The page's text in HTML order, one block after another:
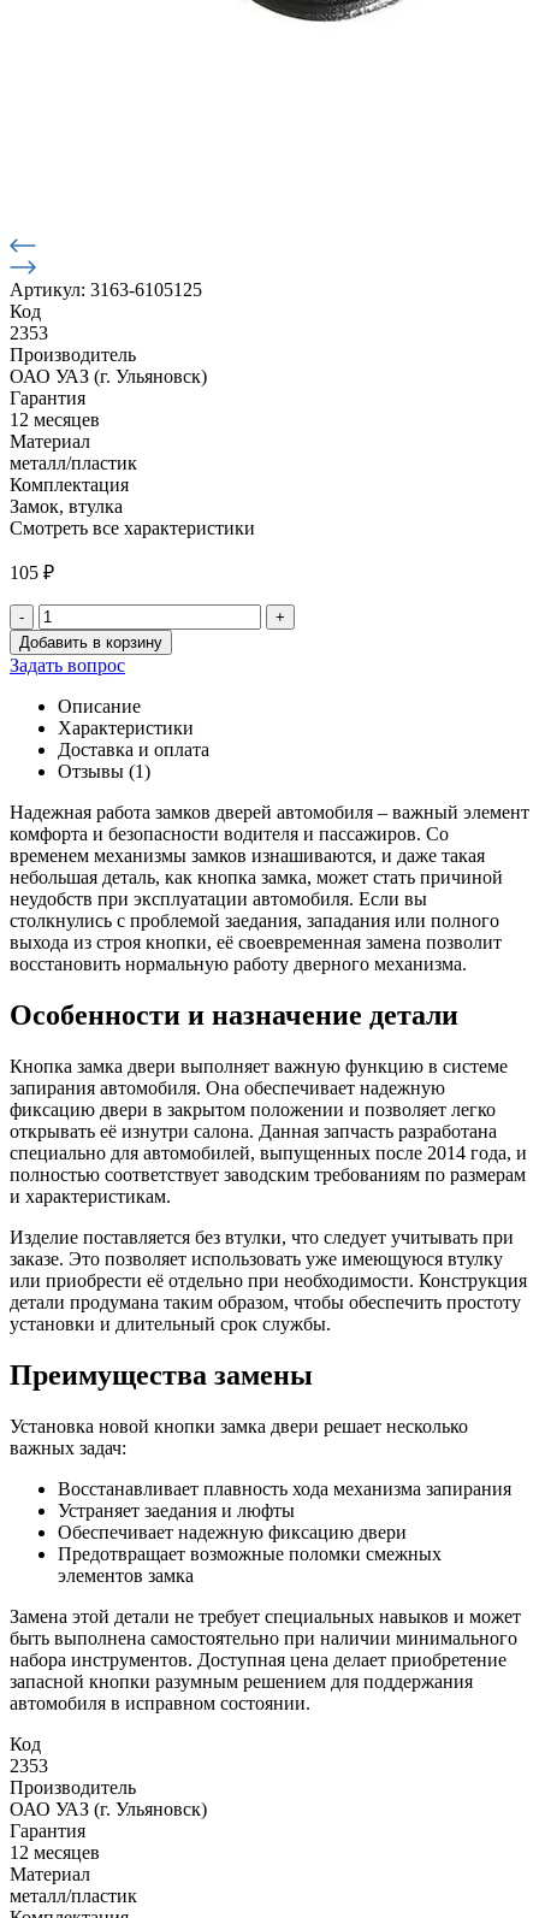
Артикул: 3163-6105125
Код
2353
Производитель
ОАО УАЗ (г. Ульяновск)
Гарантия
12 месяцев
Материал
металл/пластик
Комплектация
Замок, втулка
Смотреть все характеристики
105 ₽
- +
Количество
товара
Кнопка
замка
двери
Патриот
(без
втулки)
Добавить в корзину
Задать вопрос
Описание
Характеристики
Доставка и оплата
Отзывы (1)
Надежная работа замков дверей автомобиля – важный элемент
комфорта и безопасности водителя и пассажиров. Со
временем механизмы замков изнашиваются, и даже такая
небольшая деталь, как кнопка замка, может стать причиной
неудобств при эксплуатации автомобиля. Если вы
столкнулись с проблемой заедания, западания или полного
выхода из строя кнопки, её своевременная замена позволит
восстановить нормальную работу дверного механизма.
Особенности и назначение детали
Кнопка замка двери выполняет важную функцию в системе
запирания автомобиля. Она обеспечивает надежную
фиксацию двери в закрытом положении и позволяет легко
открывать её изнутри салона. Данная запчасть разработана
специально для автомобилей, выпущенных после 2014 года, и
полностью соответствует заводским требованиям по размерам
и характеристикам.
Изделие поставляется без втулки, что следует учитывать при
заказе. Это позволяет использовать уже имеющуюся втулку
или приобрести её отдельно при необходимости. Конструкция
детали продумана таким образом, чтобы обеспечить простоту
установки и длительный срок службы.
Преимущества замены
Установка новой кнопки замка двери решает несколько
важных задач:
Восстанавливает плавность хода механизма запирания
Устраняет заедания и люфты
Обеспечивает надежную фиксацию двери
Предотвращает возможные поломки смежных
элементов замка
Замена этой детали не требует специальных навыков и может
быть выполнена самостоятельно при наличии минимального
набора инструментов. Доступная цена делает приобретение
запасной кнопки разумным решением для поддержания
автомобиля в исправном состоянии.
Код
2353
Производитель
ОАО УАЗ (г. Ульяновск)
Гарантия
12 месяцев
Материал
металл/пластик